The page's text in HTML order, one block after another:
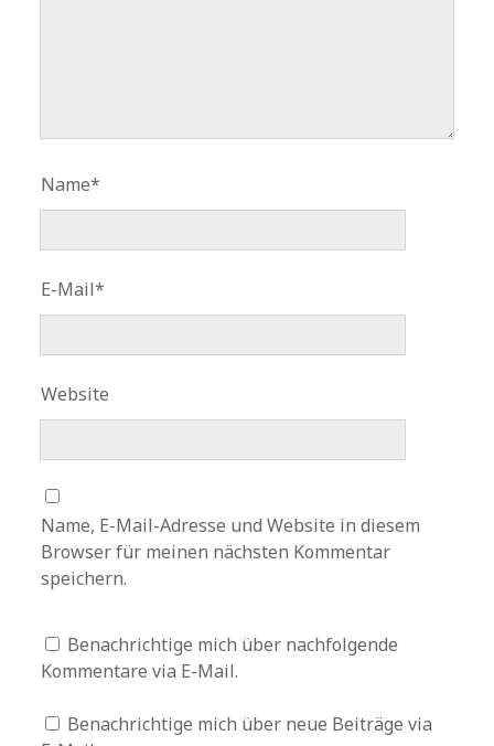
Name*
E-Mail*
Website
Name, E-Mail-Adresse und Website in diesem
Browser für meinen nächsten Kommentar
speichern.
Benachrichtige mich über nachfolgende
Kommentare via E-Mail.
Benachrichtige mich über neue Beiträge via